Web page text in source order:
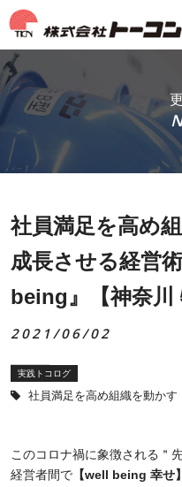
社員満足を高め
成長させる経営
being』【神奈川
2021/06/02
実践トコログ
社員満足を高め組織を動か
このコロナ禍に象徴される＂
経営者間で 【well being 幸せ】